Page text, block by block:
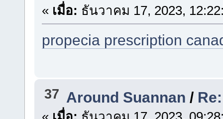
« เมื่อ: ธันวาคม 17, 2023,
propecia prescription
37 Around Suannan /